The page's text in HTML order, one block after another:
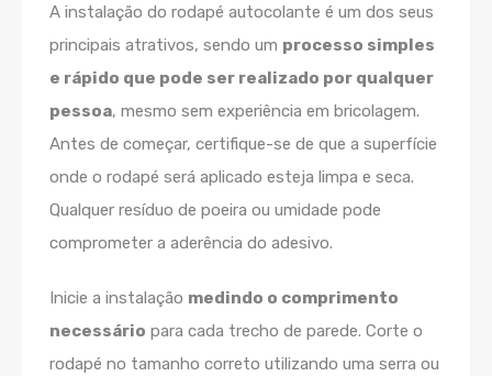
A instalação do rodapé autocolante é um dos seus
principais atrativos, sendo um processo simples
e rápido que pode ser realizado por qualquer
pessoa, mesmo sem experiência em bricolagem.
Antes de começar, certifique-se de que a superfície
onde o rodapé será aplicado esteja limpa e seca.
Qualquer resíduo de poeira ou umidade pode
comprometer a aderência do adesivo.
Inicie a instalação medindo o comprimento
necessário para cada trecho de parede. Corte o
rodapé no tamanho correto utilizando uma serra ou